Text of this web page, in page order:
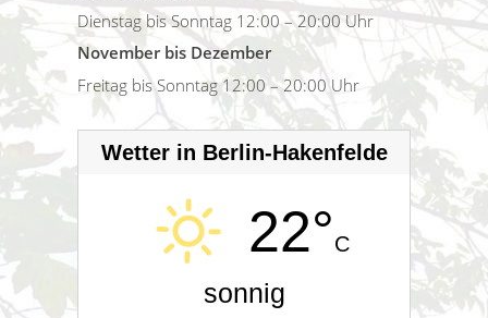
Dienstag bis Sonntag 12:00 – 20:00 Uhr
November bis Dezember
Freitag bis Sonntag 12:00 – 20:00 Uhr
Wetter in Berlin-Hakenfelde
22°C
sonnig